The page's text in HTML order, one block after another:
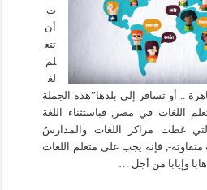
ت
أن
تتع
لم
لغ
.. أو تسافر إلى بلدها”هذه الجملة
اللغات في مصر, فباستثناء اللغة
غطت مراكز اللغات والمدارسُ
متفاوتة-, فإنه يجب على متعلم اللغات
وإيابا من أجل …